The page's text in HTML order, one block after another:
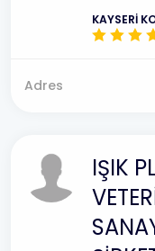
KAYSERİ
Adres
IŞIK